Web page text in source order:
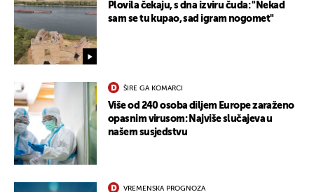
Plovila čekaju, s dna izviru čuda: "Nekad
sam se tu kupao, sad igram nogomet"
ŠIRE GA KOMARCI
Više od 240 osoba diljem Europe zaraženo
opasnim virusom: Najviše slučajeva u
našem susjedstvu
VREMENSKA PROGNOZA